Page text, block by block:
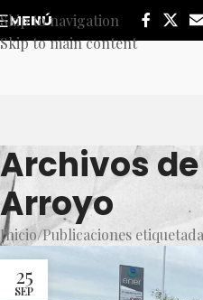
Skip to navigation
Skip to main content
MENÚ
Archivos
Arroyo
Inicio Publicaciones
25
SEP